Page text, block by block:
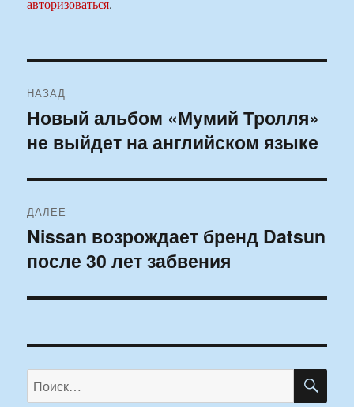
по
записям
НАЗАД
Предыдущая
запись:
Новый альбом «Мумий Тролля»
не выйдет на английском языке
ДАЛЕЕ
Следующая
запись:
Nissan возрождает бренд Datsun
после 30 лет забвения
Искать: